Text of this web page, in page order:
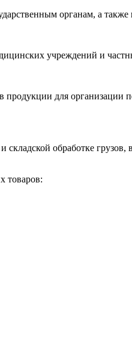
органам, а
учреждений и
для организации
обработке
товаров: